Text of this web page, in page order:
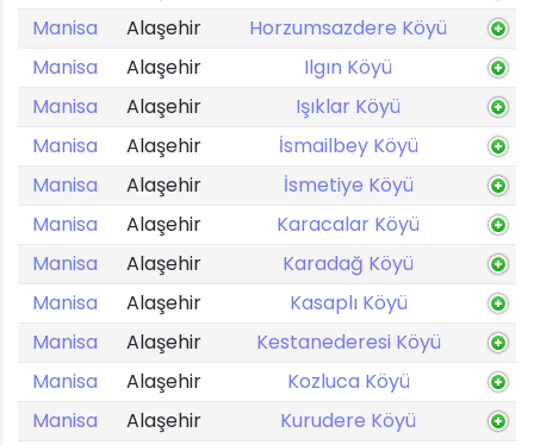
Manisa
Alaşehir
Horzumsazdere Köyü
Manisa
Alaşehir
Ilgın Köyü
Manisa
Alaşehir
Işıklar Köyü
Manisa
Alaşehir
İsmailbey Köyü
Manisa
Alaşehir
İsmetiye Köyü
Manisa
Alaşehir
Karacalar Köyü
Manisa
Alaşehir
Karadağ Köyü
Manisa
Alaşehir
Kasaplı Köyü
Manisa
Alaşehir
Kestanederesi Köyü
Manisa
Alaşehir
Kozluca Köyü
Manisa
Alaşehir
Kurudere Köyü